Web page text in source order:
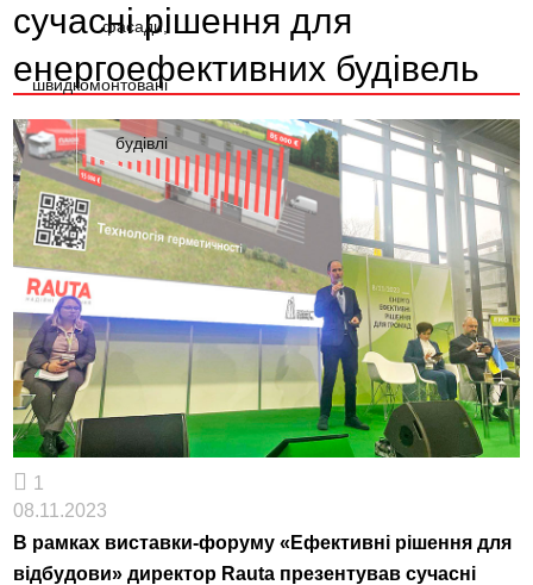
сучасні рішення для
енергоефективних будівель
1
08.11.2023
В рамках виставки-форуму «Ефективні рішення для
відбудови» директор Rauta презентував сучасні